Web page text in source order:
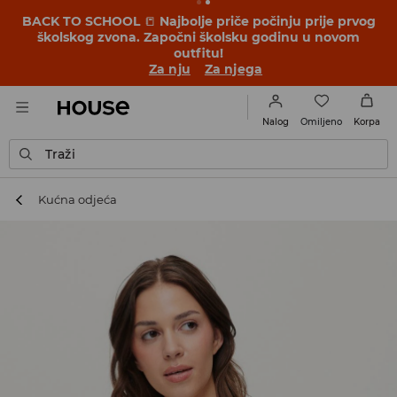
BACK TO SCHOOL 📒 Najbolje priče počinju prije prvog
školskog zvona. Započni školsku godinu u novom
outfitu!
Za nju
Za njega
Nalog Omiljeno Korpa
Traži
Kućna odjeća